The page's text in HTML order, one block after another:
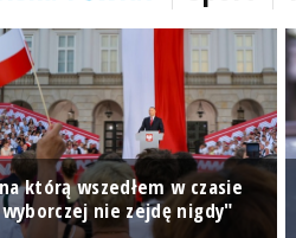
którą wszedłem w czasie
nie zejdę nigdy"